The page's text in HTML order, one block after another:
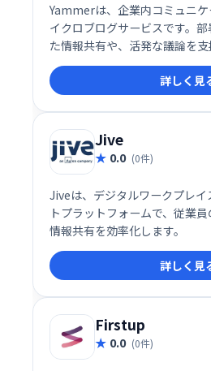
Yammerは、企業内コミュニ
イクロブログサービスです。
た情報共有や、活発な議論を
携強化、迅速な意思決定、社
します。 Yammerを活用し、組
ントを高めましょう。
詳しく見
Jive
0.0 (0件)
Jiveは、デジタルワークプレイ
トプラットフォームで、従業
情報共有を効率化します。
詳しく見
Firstup
0.0 (0件)